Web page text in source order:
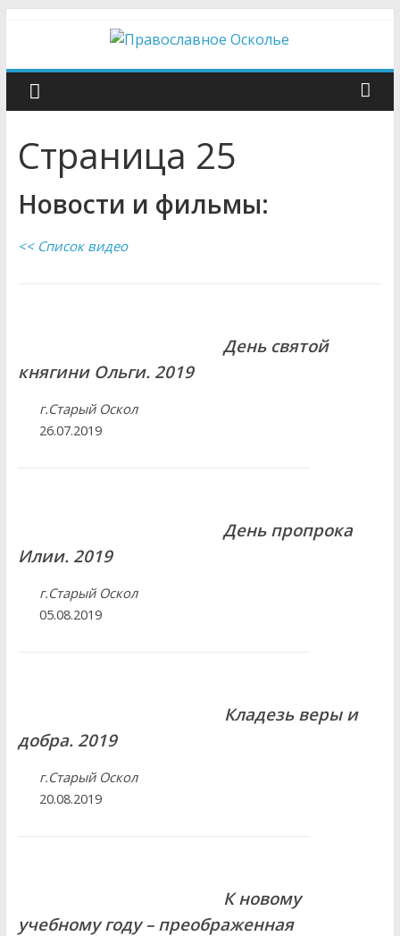
Православное
Осколье
Информационный
центр
Страница 25
Новости и фильмы:
<< Список видео
День святой
княгини Ольги. 2019
г.Старый Оскол
26.07.2019
День пропрока
Илии. 2019
г.Старый Оскол
05.08.2019
Кладезь веры и
добра. 2019
г.Старый Оскол
20.08.2019
К новому
учебному году – преображенная